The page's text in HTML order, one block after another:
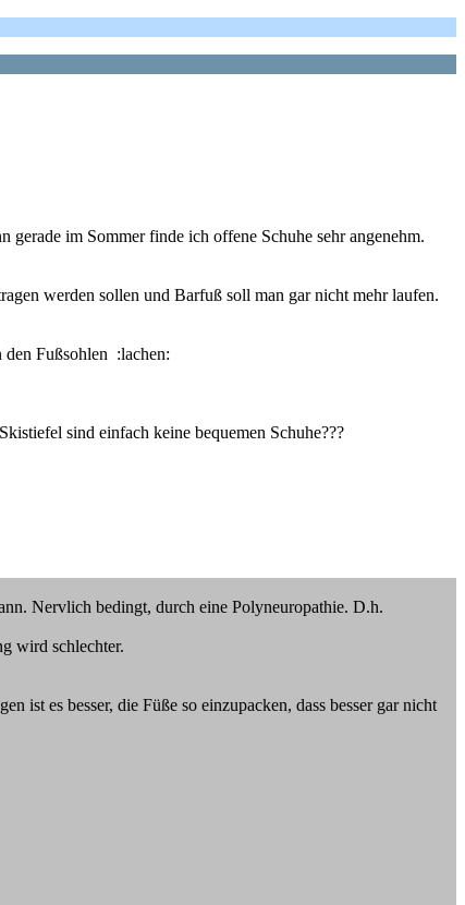
im Sommer finde ich offene Schuhe sehr angenehm.
werden sollen und Barfuß soll man gar nicht mehr laufen.
den Fußsohlen :lachen:
sind einfach keine bequemen Schuhe???
Nervlich bedingt, durch eine Polyneuropathie. D.h.
wird schlechter.
ist es besser, die Füße so einzupacken, dass besser gar nicht